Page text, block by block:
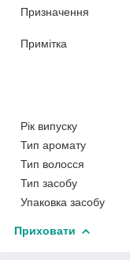
Призначення
Примітка
Рік випуску
Тип аромату
Тип волосся
Тип засобу
Упаковка засобу
Приховати